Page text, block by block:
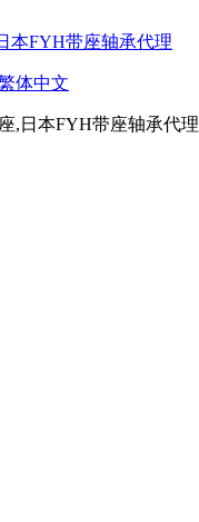
体中文
,日本FYH带座轴承代理